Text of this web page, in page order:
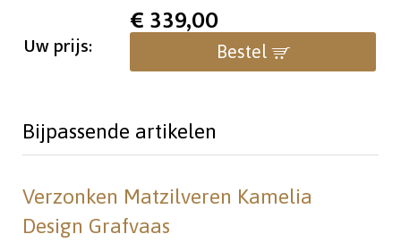
Uw prijs:
€339,00
Bestel
Bijpassende artikelen
Verzonken Matzilveren Kamelia
Design Grafvaas